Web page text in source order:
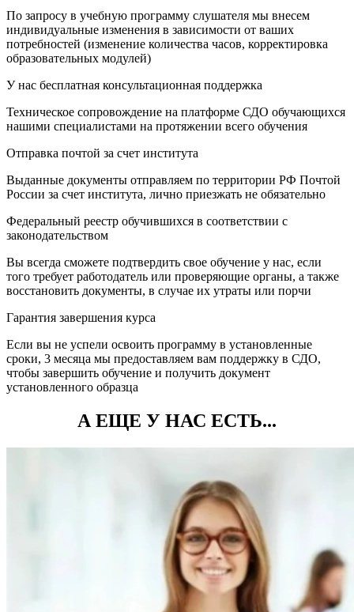
По запросу в учебную программу слушателя мы внесем
индивидуальные изменения в зависимости от ваших
потребностей (изменение количества часов, корректировка
образовательных модулей)
У нас бесплатная консультационная поддержка
Техническое сопровождение на платформе СДО обучающихся
нашими специалистами на протяжении всего обучения
Отправка почтой за счет института
Выданные документы отправляем по территории РФ Почтой
России за счет института, лично приезжать не обязательно
Федеральный реестр обучившихся в соответствии с
законодательством
Вы всегда сможете подтвердить свое обучение у нас, если
того требует работодатель или проверяющие органы, а также
восстановить документы, в случае их утраты или порчи
Гарантия завершения курса
Если вы не успели освоить программу в установленные
сроки, 3 месяца мы предоставляем вам поддержку в СДО,
чтобы завершить обучение и получить документ
установленного образца
А ЕЩЕ У НАС ЕСТЬ...